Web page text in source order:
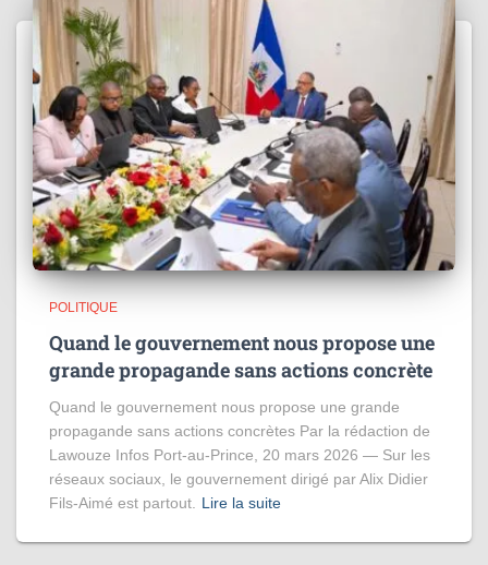
POLITIQUE
Quand le gouvernement nous propose une
grande propagande sans actions concrète
Quand le gouvernement nous propose une grande
propagande sans actions concrètes Par la rédaction de
Lawouze Infos Port-au-Prince, 20 mars 2026 — Sur les
réseaux sociaux, le gouvernement dirigé par Alix Didier
Fils-Aimé est partout.
Lire la suite